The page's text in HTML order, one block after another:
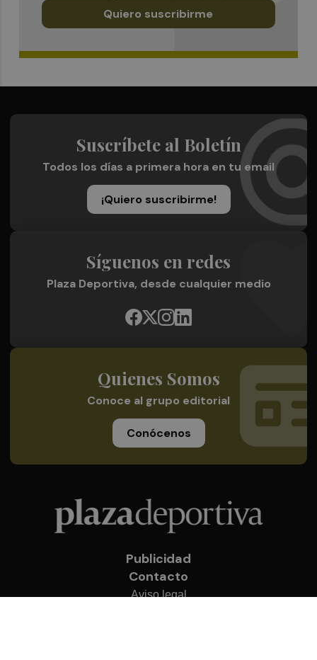
Quiero suscribirme
Suscríbete al Boletín
Todos los días a primera hora en tu email
¡Quiero suscribirme!
Síguenos en redes
Plaza Deportiva, desde cualquier medio
Quienes Somos
Conoce al grupo editorial
Conócenos
Publicidad
Contacto
Aviso legal